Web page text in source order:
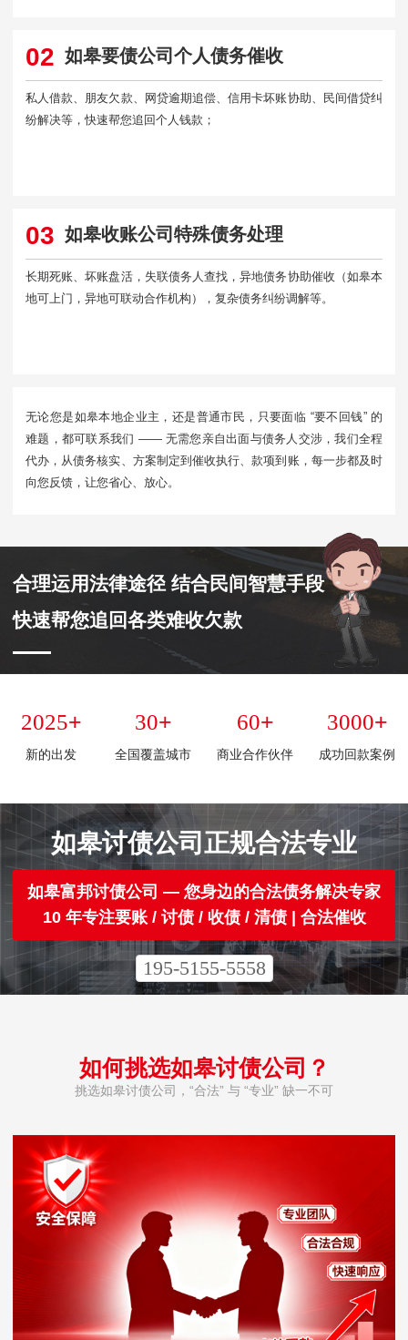
02 如皋要债公司个人债务催收
私人借款、朋友欠款、网贷逾期追偿、信用卡坏账协助、民间借贷纠
纷解决等，快速帮您追回个人钱款；
03 如皋收账公司特殊债务处理
长期死账、坏账盘活，失联债务人查找，异地债务协助催收（如皋本
地可上门，异地可联动合作机构），复杂债务纠纷调解等。
无论您是如皋本地企业主，还是普通市民，只要面临 “要不回钱” 的
难题，都可联系我们 —— 无需您亲自出面与债务人交涉，我们全程
代办，从债务核实、方案制定到催收执行、款项到账，每一步都及时
向您反馈，让您省心、放心。
合理运用法律途径 结合民间智慧手段
快速帮您追回各类难收欠款
2025+
新的出发
30+
全国覆盖城市
60+
商业合作伙伴
3000+
成功回款案例
如皋讨债公司正规合法专业
如皋富邦讨债公司 — 您身边的合法债务解决专家
10 年专注要账 / 讨债 / 收债 / 清债 | 合法催收
195-5155-5558
如何挑选如皋讨债公司？
挑选如皋讨债公司，“合法” 与 “专业” 缺一不可